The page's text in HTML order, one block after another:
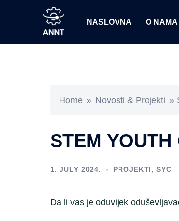
NASLOVNA O NAMA
Home » Novosti & Projekti »
STEM YOUTH
1. JULY 2024. PROJEKTI, SYC
Da li vas je oduvijek